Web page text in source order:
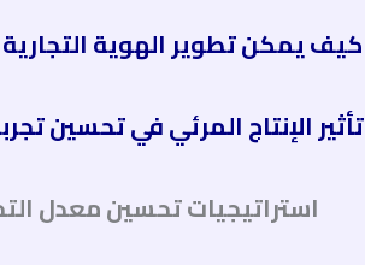
كيف يمكن تطوير الهوية
تأثير الإنتاج المرئي في تحسين
استراتيجيات تحسين معدل